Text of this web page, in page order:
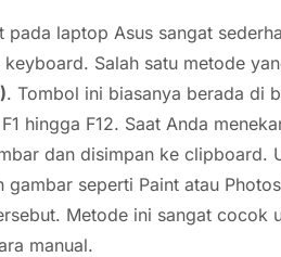
pada laptop Asus sangat
Salah satu metode
. Tombol ini biasanya berada di
hingga F12. Saat Anda
dan disimpan ke clipboard.
seperti Paint atau
Metode ini sangat cocok
manual.